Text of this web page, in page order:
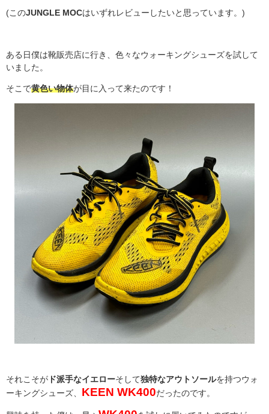
(このJUNGLE MOCはいずれレビューしたいと思っています。)
ある日僕は靴販売店に行き、色々なウォーキングシューズを試して
いました。
そこで黄色い物体が目に入って来たのです！
それこそが ド派手なイエローそして独特なアウトソールを持つウォ
ーキングシューズ、 KEEN WK400だったのです。